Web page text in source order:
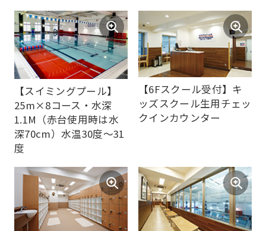
【スイミングプール】
25m×8コース・水深
1.1M（赤台使用時は水
深70cm）水温30度～31
度
【6Fスクール受付】キ
ッズスクール生用チェッ
クインカウンター
translated
into
English.
Click
the
link
below
automatic
translation)
to
return